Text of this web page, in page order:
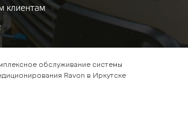
клиентам
обслуживание системы
Ravon в Иркутске